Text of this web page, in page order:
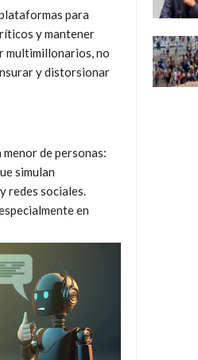
para
y mantener
multimillonarios, no
y distorsionar
de personas:
simulan
redes sociales.
en